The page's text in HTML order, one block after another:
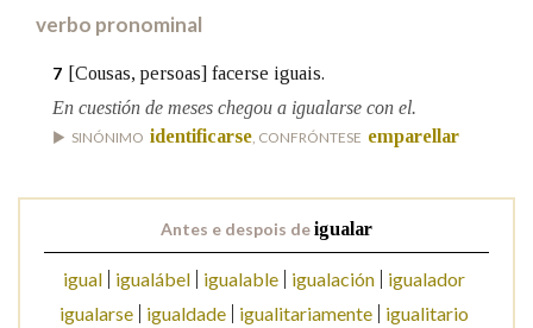
verbo pronominal
7 [Cousas, persoas] facerse iguais.
En cuestión de meses chegou a igualarse con el.
SINÓNIMO identificarse , CONFRÓNTESE emparellar
Antes e despois deigualar
igual igualábel igualable igualación
igualador
igualarse
igualdade igualitariamente
igualitario